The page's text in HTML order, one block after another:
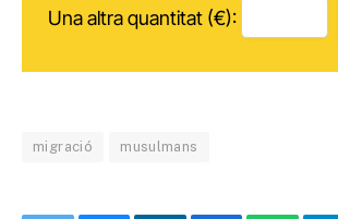
Una altra quantitat (€):
migració musulmans